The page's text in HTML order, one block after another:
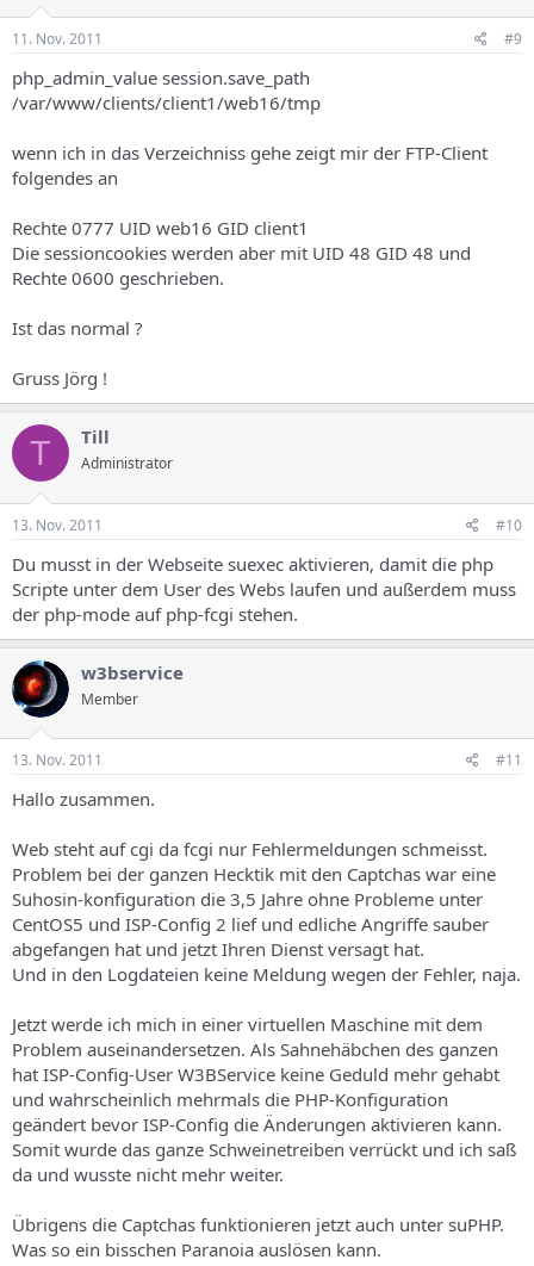
11. Nov. 2011 #9
php_admin_value session.save_path
/var/www/clients/client1/web16/tmp
wenn ich in das Verzeichniss gehe zeigt mir der FTP-Client
folgendes an
Rechte 0777 UID web16 GID client1
Die sessioncookies werden aber mit UID 48 GID 48 und
Rechte 0600 geschrieben.
Ist das normal ?
Gruss Jörg !
T Till
Administrator
13. Nov. 2011 #10
Du musst in der Webseite suexec aktivieren, damit die php
Scripte unter dem User des Webs laufen und außerdem muss
der php-mode auf php-fcgi stehen.
w3bservice
Member
13. Nov. 2011 #11
Hallo zusammen.
Web steht auf cgi da fcgi nur Fehlermeldungen schmeisst.
Problem bei der ganzen Hecktik mit den Captchas war eine
Suhosin-konfiguration die 3,5 Jahre ohne Probleme unter
CentOS5 und ISP-Config 2 lief und edliche Angriffe sauber
abgefangen hat und jetzt Ihren Dienst versagt hat.
Und in den Logdateien keine Meldung wegen der Fehler, naja.
Jetzt werde ich mich in einer virtuellen Maschine mit dem
Problem auseinandersetzen. Als Sahnehäbchen des ganzen
hat ISP-Config-User W3BService keine Geduld mehr gehabt
und wahrscheinlich mehrmals die PHP-Konfiguration
geändert bevor ISP-Config die Änderungen aktivieren kann.
Somit wurde das ganze Schweinetreiben verrückt und ich saß
da und wusste nicht mehr weiter.
Übrigens die Captchas funktionieren jetzt auch unter suPHP.
Was so ein bisschen Paranoia auslösen kann.